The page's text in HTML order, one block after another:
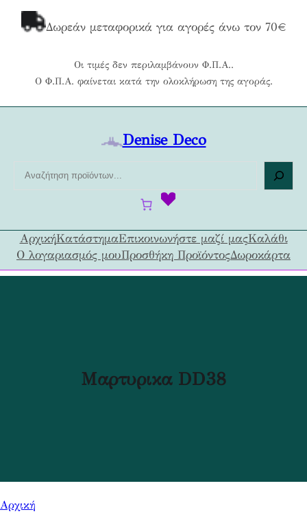
Δωρεάν μεταφορικά για αγορές άνω τον 70€
Οι τιμές δεν περιλαμβάνουν Φ.Π.Α..
Ο Φ.Π.Α. φαίνεται κατά την ολοκλήρωση της αγοράς.
Denise Deco
ή
τ
η
ΑρχικήΚατάστημαΕπικοινωνήστε μαζί μαςΚαλάθι
Ο λογαριασμός μουΠροσθήκη ΠροϊόντοςΔωροκάρτα
Μαρτυρικα DD38
Αρχική